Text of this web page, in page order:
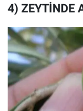
4) ZEYTİNDE